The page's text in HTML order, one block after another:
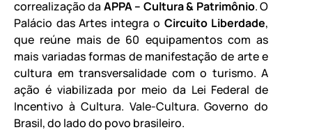
correalização da APPA – Cultura & Patrimônio. O
Palácio das Artes integra o Circuito Liberdade,
que reúne mais de 60 equipamentos com as
mais variadas formas de manifestação de arte e
cultura em transversalidade com o turismo. A
ação é viabilizada por meio da Lei Federal de
Incentivo à Cultura. Vale-Cultura. Governo do
Brasil, do lado do povo brasileiro.